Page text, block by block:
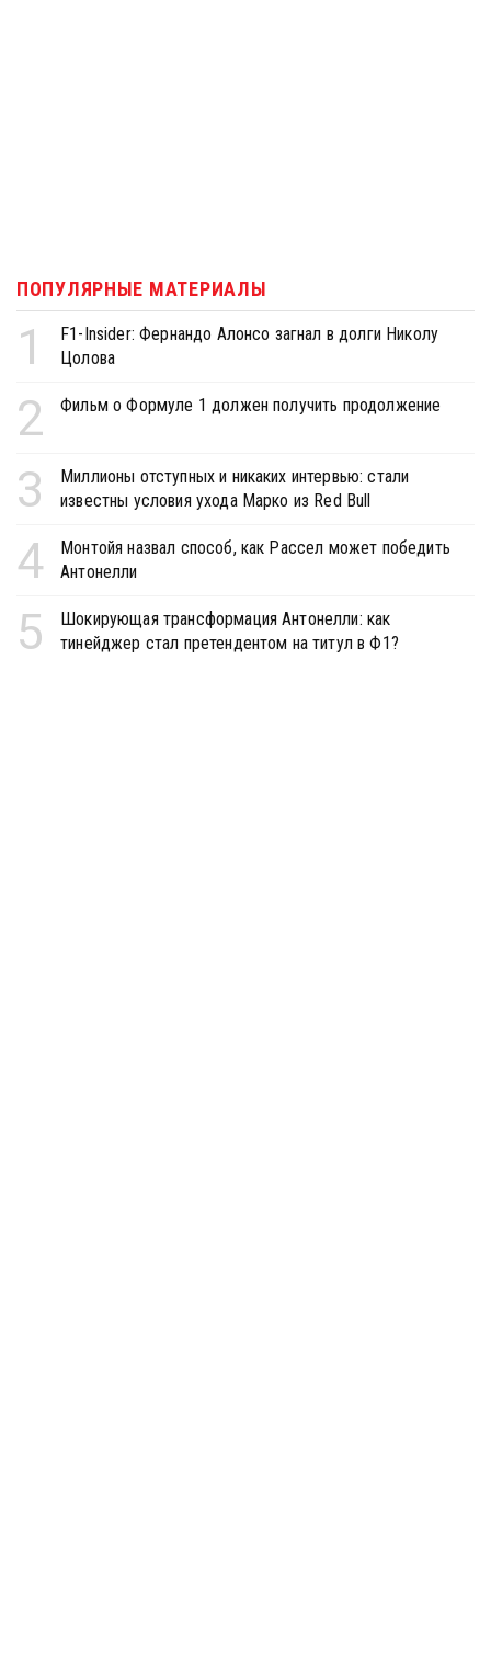
ПОПУЛЯРНЫЕ МАТЕРИАЛЫ
1
F1-Insider: Фернандо Алонсо загнал в долги Николу
Цолова
2 Фильм о Формуле 1 должен получить продолжение
3
Миллионы отступных и никаких интервью: стали
известны условия ухода Марко из Red Bull
4
Монтойя назвал способ, как Рассел может победить
Антонелли
5
Шокирующая трансформация Антонелли: как
тинейджер стал претендентом на титул в Ф1?